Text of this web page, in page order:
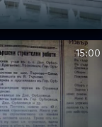
15:00